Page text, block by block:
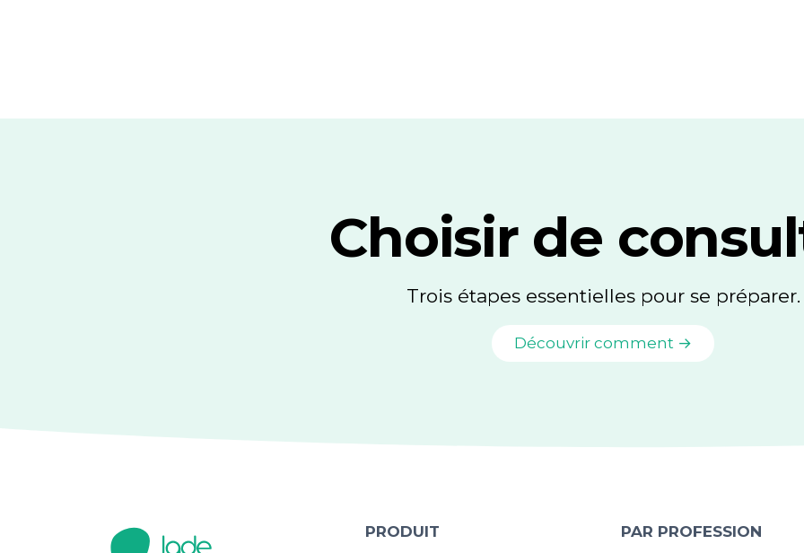
Choisir de
Trois étapes essentielles pour se préparer.
Découvrir comment →
PRODUIT
PAR PROFESSION